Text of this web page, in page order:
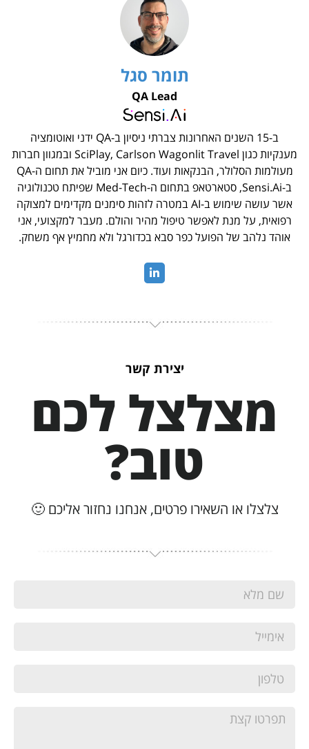
תומר סגל
QA Lead
ב-15 השנים האחרונות צברתי ניסיון ב-QA ידני ואוטומציה
מענקיות כגון SciPlay, Carlson Wagonlit Travel ובמגוון חברות
מעולמות הסלולר, הבנקאות ועוד. כיום אני מוביל את תחום ה-QA
ב-Sensi.Ai, סטארטאפ בתחום ה-Med-Tech שפיתח טכנולוגיה
אשר עושה שימוש ב-AI במטרה לזהות סימנים מקדימים למצוקה
רפואית, על מנת לאפשר טיפול מהיר והולם. מעבר למקצועי, אני
אוהד נלהב של הפועל כפר סבא בכדורגל ולא מחמיץ אף משחק.
יצירת קשר
מצלצל לכם
טוב?
צלצלו או השאירו פרטים, אנחנו נחזור אליכם 🙂